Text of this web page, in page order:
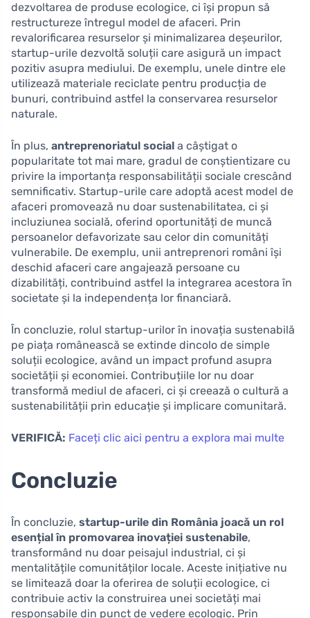
dezvoltarea de produse ecologice, ci își propun să
restructureze întregul model de afaceri. Prin
revalorificarea resurselor și minimalizarea deșeurilor,
startup-urile dezvoltă soluții care asigură un impact
pozitiv asupra mediului. De exemplu, unele dintre ele
utilizează materiale reciclate pentru producția de
bunuri, contribuind astfel la conservarea resurselor
naturale.
În plus, antreprenoriatul social a câștigat o
popularitate tot mai mare, gradul de conștientizare cu
privire la importanța responsabilității sociale crescând
semnificativ. Startup-urile care adoptă acest model de
afaceri promovează nu doar sustenabilitatea, ci și
incluziunea socială, oferind oportunități de muncă
persoanelor defavorizate sau celor din comunități
vulnerabile. De exemplu, unii antreprenori români își
deschid afaceri care angajează persoane cu
dizabilități, contribuind astfel la integrarea acestora în
societate și la independența lor financiară.
În concluzie, rolul startup-urilor în inovația sustenabilă
pe piața românească se extinde dincolo de simple
soluții ecologice, având un impact profund asupra
societății și economiei. Contribuțiile lor nu doar
transformă mediul de afaceri, ci și creează o cultură a
sustenabilității prin educație și implicare comunitară.
VERIFICĂ: Faceți clic aici pentru a explora mai multe
Concluzie
În concluzie, startup-urile din România joacă un rol
esențial în promovarea inovației sustenabile,
transformând nu doar peisajul industrial, ci și
mentalitățile comunităților locale. Aceste inițiative nu
se limitează doar la oferirea de soluții ecologice, ci
contribuie activ la construirea unei societăți mai
responsabile din punct de vedere ecologic. Prin